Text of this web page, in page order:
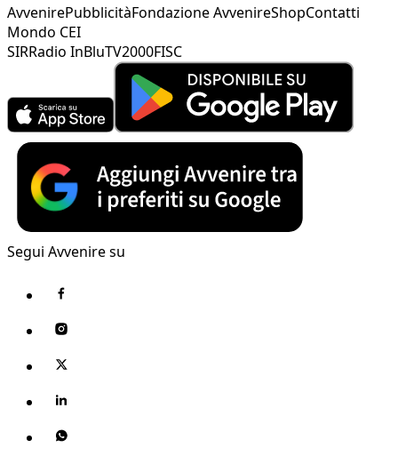
AvvenirePubblicitàFondazione AvvenireShopContatti
Mondo CEI
SIRRadio InBluTV2000FISC
Segui Avvenire su